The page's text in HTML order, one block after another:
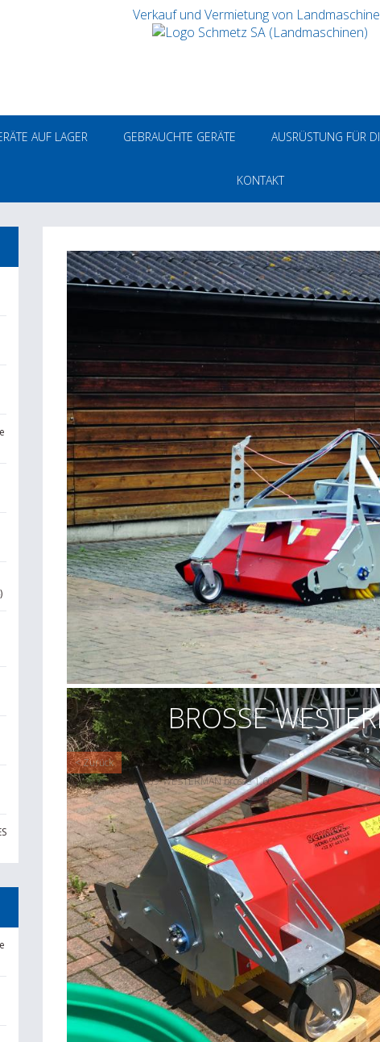
Verkauf und Vermietung von
AUF LAGER GEBRAUCHTE GERÄTE AUSRÜSTUNG FÜR
KONTAKT
BROSSE
RECOLTEUR - 3
< Zurück
(Referenz : 2022-889-WESTERMAN brosse 1,60 m - 2022-7)
1 x WESTERMANN Kehrmaschine - Typ: OPTIMAL -
1600 - Arbeitsbreite 1,6 m - verzinkter Rahmen -
Bürstendurchmesser 52 cm - 3-Punkt-Anhängung
UND VORNE TRAKTOR oder für EURO-Lader -
(Optionen) - Sammelbehälter und manuelles Kippen
Neigungen - Mitten - Manuell rechts - 3
Lager Henri Chapel - 2022-7
PREISE NUR AUF
SOFORT VERFÜGBAR